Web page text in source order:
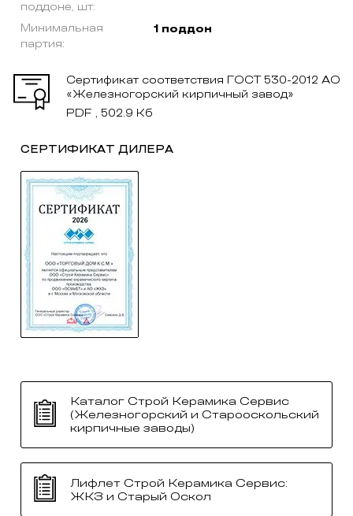
поддоне, шт:
Минимальная
партия:
1 поддон
Сертификат соответствия ГОСТ 530-2012 АО
«Железногорский кирпичный завод»
PDF , 502.9 Кб
СЕРТИФИКАТ ДИЛЕРА
Каталог Строй Керамика Сервис
(Железногорский и Старооскольский
кирпичные заводы)
Лифлет Строй Керамика Сервис:
ЖКЗ и Старый Оскол